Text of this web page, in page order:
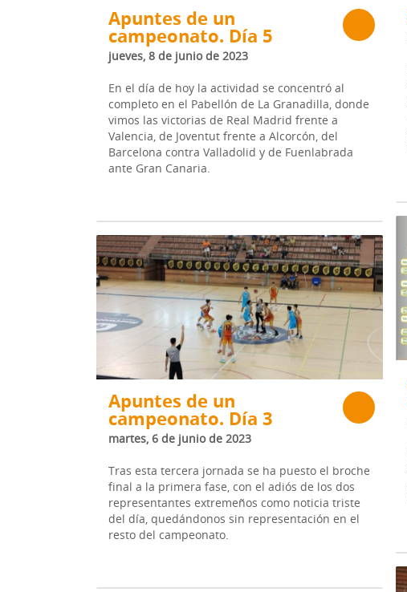
Apuntes de un
campeonato. Día 5
jueves, 8 de junio de 2023
En el día de hoy la actividad se concentró al
completo en el Pabellón de La Granadilla, donde
vimos las victorias de Real Madrid frente a
Valencia, de Joventut frente a Alcorcón, del
Barcelona contra Valladolid y de Fuenlabrada
ante Gran Canaria.
Apuntes de un
campeonato. Día 3
martes, 6 de junio de 2023
Tras esta tercera jornada se ha puesto el broche
final a la primera fase, con el adiós de los dos
representantes extremeños como noticia triste
del día, quedándonos sin representación en el
resto del campeonato.